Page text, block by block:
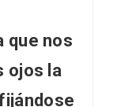
que nos
ojos la